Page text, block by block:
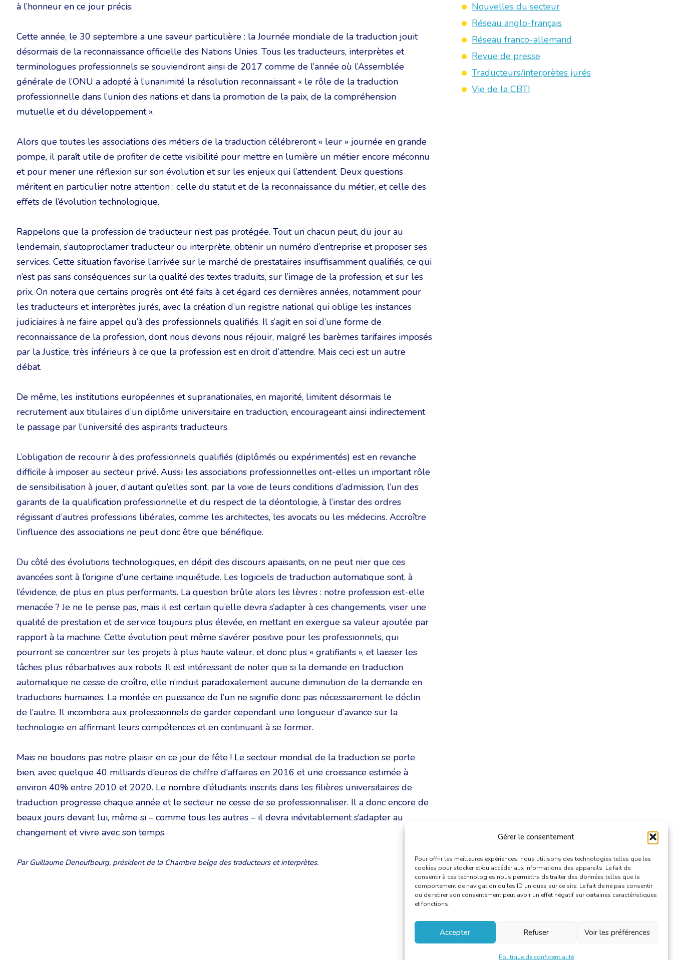
Gérer le consentement
Pour offrir les meilleures expériences, nous utilisons des technologies telles que les
cookies pour stocker et/ou accéder aux informations des appareils. Le fait de
consentir à ces technologies nous permettra de traiter des données telles que le
comportement de navigation ou les ID uniques sur ce site. Le fait de ne pas consentir
ou de retirer son consentement peut avoir un effet négatif sur certaines caractéristiques
et fonctions.
Accepter Refuser Voir les préférences
Politique de confidentialité
à l’honneur en ce jour précis.
Cette année, le 30 septembre a une saveur particulière : la Journée mondiale de la traduction jouit
désormais de la reconnaissance officielle des Nations Unies. Tous les traducteurs, interprètes et
terminologues professionnels se souviendront ainsi de 2017 comme de l’année où l’Assemblée
générale de l’ONU a adopté à l’unanimité la résolution reconnaissant « le rôle de la traduction
professionnelle dans l’union des nations et dans la promotion de la paix, de la compréhension
mutuelle et du développement ».
Alors que toutes les associations des métiers de la traduction célébreront « leur » journée en grande
pompe, il paraît utile de profiter de cette visibilité pour mettre en lumière un métier encore méconnu
et pour mener une réflexion sur son évolution et sur les enjeux qui l’attendent. Deux questions
méritent en particulier notre attention : celle du statut et de la reconnaissance du métier, et celle des
effets de l’évolution technologique.
Rappelons que la profession de traducteur n’est pas protégée. Tout un chacun peut, du jour au
lendemain, s’autoproclamer traducteur ou interprète, obtenir un numéro d’entreprise et proposer ses
services. Cette situation favorise l’arrivée sur le marché de prestataires insuffisamment qualifiés, ce qui
n’est pas sans conséquences sur la qualité des textes traduits, sur l’image de la profession, et sur les
prix. On notera que certains progrès ont été faits à cet égard ces dernières années, notamment pour
les traducteurs et interprètes jurés, avec la création d’un registre national qui oblige les instances
judiciaires à ne faire appel qu’à des professionnels qualifiés. Il s’agit en soi d’une forme de
reconnaissance de la profession, dont nous devons nous réjouir, malgré les barèmes tarifaires imposés
par la Justice, très inférieurs à ce que la profession est en droit d’attendre. Mais ceci est un autre
débat.
De même, les institutions européennes et supranationales, en majorité, limitent désormais le
recrutement aux titulaires d’un diplôme universitaire en traduction, encourageant ainsi indirectement
le passage par l’université des aspirants traducteurs.
L’obligation de recourir à des professionnels qualifiés (diplômés ou expérimentés) est en revanche
difficile à imposer au secteur privé. Aussi les associations professionnelles ont-elles un important rôle
de sensibilisation à jouer, d’autant qu’elles sont, par la voie de leurs conditions d’admission, l’un des
garants de la qualification professionnelle et du respect de la déontologie, à l’instar des ordres
régissant d’autres professions libérales, comme les architectes, les avocats ou les médecins. Accroître
l’influence des associations ne peut donc être que bénéfique.
Du côté des évolutions technologiques, en dépit des discours apaisants, on ne peut nier que ces
avancées sont à l’origine d’une certaine inquiétude. Les logiciels de traduction automatique sont, à
l’évidence, de plus en plus performants. La question brûle alors les lèvres : notre profession est-elle
menacée ? Je ne le pense pas, mais il est certain qu’elle devra s’adapter à ces changements, viser une
qualité de prestation et de service toujours plus élevée, en mettant en exergue sa valeur ajoutée par
rapport à la machine. Cette évolution peut même s’avérer positive pour les professionnels, qui
pourront se concentrer sur les projets à plus haute valeur, et donc plus « gratifiants », et laisser les
tâches plus rébarbatives aux robots. Il est intéressant de noter que si la demande en traduction
automatique ne cesse de croître, elle n’induit paradoxalement aucune diminution de la demande en
traductions humaines. La montée en puissance de l’un ne signifie donc pas nécessairement le déclin
de l’autre. Il incombera aux professionnels de garder cependant une longueur d’avance sur la
technologie en affirmant leurs compétences et en continuant à se former.
Mais ne boudons pas notre plaisir en ce jour de fête ! Le secteur mondial de la traduction se porte
bien, avec quelque 40 milliards d’euros de chiffre d’affaires en 2016 et une croissance estimée à
environ 40% entre 2010 et 2020. Le nombre d’étudiants inscrits dans les filières universitaires de
traduction progresse chaque année et le secteur ne cesse de se professionnaliser. Il a donc encore de
beaux jours devant lui, même si – comme tous les autres – il devra inévitablement s’adapter au
changement et vivre avec son temps.
Par Guillaume Deneufbourg, président de la Chambre belge des traducteurs et interprètes.
Nouvelles du secteur
Réseau anglo-français
Réseau franco-allemand
Revue de presse
Traducteurs/interprètes jurés
Vie de la CBTI